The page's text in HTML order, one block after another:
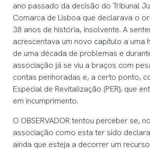
ano passado da decisão do Tribunal
Comarca de Lisboa que declarava o
38 anos de história, insolvente. A
acrescentava um novo capítulo a uma
de uma década de problemas e
associação já se viu a braços com
contas penhoradas e, a certo ponto,
Especial de Revitalização (PER), que
em incumprimento.
O OBSERVADOR tentou perceber se,
associação como esta ter sido
ainda que esteja a decorrer um